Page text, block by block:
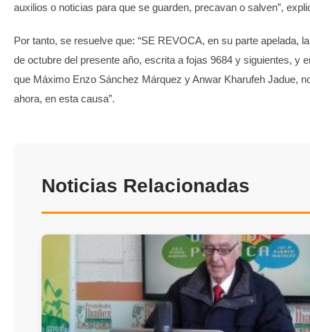
auxilios o noticias para que se guarden, precavan o salven”,
Por tanto, se resuelve que: “SE REVOCA, en su parte apelada,
de octubre del presente año, escrita a fojas 9684 y siguientes, y
que Máximo Enzo Sánchez Márquez y Anwar Kharufeh Jadue,
ahora, en esta causa”.
Noticias Relacionadas